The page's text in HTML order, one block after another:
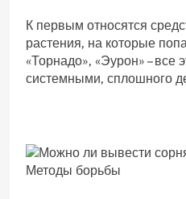
К первым относятся
растения, на которые
«Торнадо», «Эурон» – все
системными, сплошного